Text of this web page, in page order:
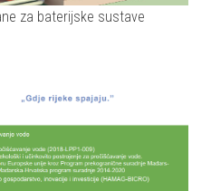
za baterijske sustave